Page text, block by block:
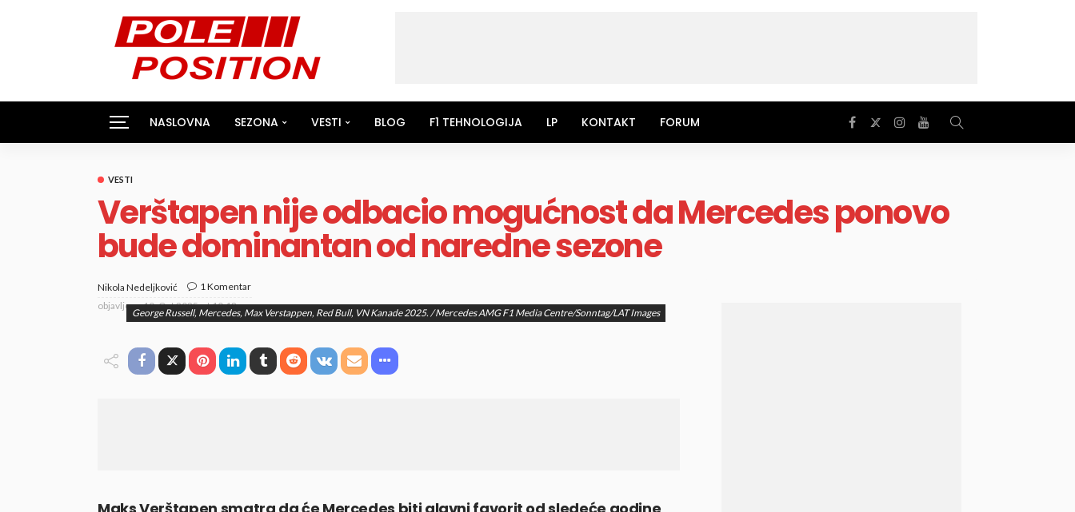
NASLOVNA SEZONA VESTI BLOG F1 TEHNOLOGIJA LP KONTAKT FORUM
VESTI
Verštapen nije odbacio mogućnost da Mercedes ponovo
bude dominantan od naredne sezone
Nikola Nedeljković
1 Komentar
objavljeno10. Oct 2025. at 10:18 am
George Russell, Mercedes, Max Verstappen, Red Bull, VN Kanade 2025. / Mercedes AMG F1 Media Centre/Sonntag/LAT Images